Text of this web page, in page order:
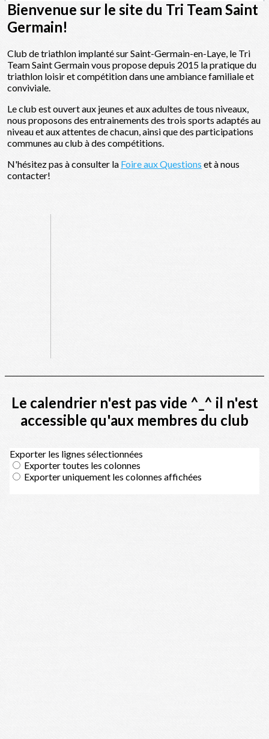
Bienvenue sur le site du Tri Team Saint
Germain!
Club de triathlon implanté sur Saint-Germain-en-Laye, le Tri
Team Saint Germain vous propose depuis 2015 la pratique du
triathlon loisir et compétition dans une ambiance familiale et
conviviale.
Le club est ouvert aux jeunes et aux adultes de tous niveaux,
nous proposons des entrainements des trois sports adaptés au
niveau et aux attentes de chacun, ainsi que des participations
communes au club à des compétitions.
N'hésitez pas à consulter la Foire aux Questionset à nous
contacter!
Le calendrier n'est pas vide ^_^ il n'est
accessible qu'aux membres du club